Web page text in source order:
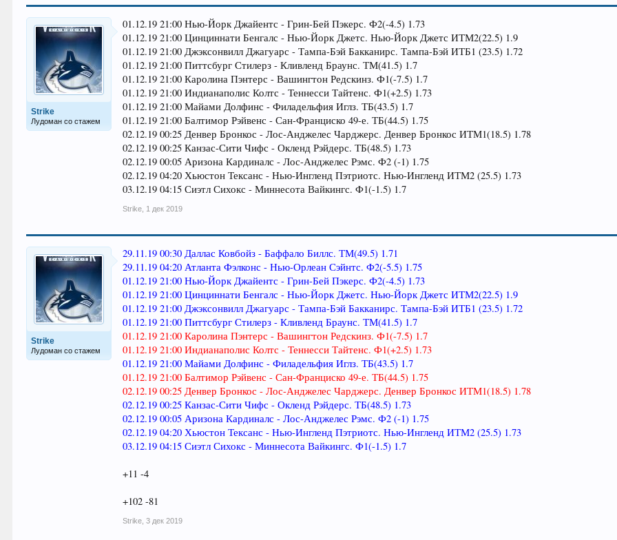
Strike
Лудоман со стажем
01.12.19 21:00 Нью-Йорк Джайентс - Грин-Бей Пэкерс. Ф2(-4.5) 1.73
01.12.19 21:00 Цинциннати Бенгалс - Нью-Йорк Джетс. Нью-Йорк Джетс ИТМ2(22.5) 1.9
01.12.19 21:00 Джэксонвилл Джагуарс - Тампа-Бэй Бакканирс. Тампа-Бэй ИТБ1 (23.5) 1.72
01.12.19 21:00 Питтсбург Стилерз - Кливленд Браунс. ТМ(41.5) 1.7
01.12.19 21:00 Каролина Пэнтерс - Вашингтон Редскинз. Ф1(-7.5) 1.7
01.12.19 21:00 Индианаполис Колтс - Теннесси Тайтенс. Ф1(+2.5) 1.73
01.12.19 21:00 Майами Долфинс - Филадельфия Иглз. ТБ(43.5) 1.7
01.12.19 21:00 Балтимор Рэйвенс - Сан-Франциско 49-е. ТБ(44.5) 1.75
02.12.19 00:25 Денвер Бронкос - Лос-Анджелес Чарджерс. Денвер Бронкос ИТМ1(18.5) 1.78
02.12.19 00:25 Канзас-Сити Чифс - Окленд Рэйдерс. ТБ(48.5) 1.73
02.12.19 00:05 Аризона Кардиналс - Лос-Анджелес Рэмс. Ф2 (-1) 1.75
02.12.19 04:20 Хьюстон Тексанс - Нью-Ингленд Пэтриотс. Нью-Ингленд ИТМ2 (25.5) 1.73
03.12.19 04:15 Сиэтл Сихокс - Миннесота Вайкингс. Ф1(-1.5) 1.7
Strike 1 дек 2019
Strike
Лудоман со стажем
29.11.19 00:30 Даллас Ковбойз - Баффало Биллс. ТМ(49.5) 1.71
29.11.19 04:20 Атланта Фэлконс - Нью-Орлеан Сэйнтс. Ф2(-5.5) 1.75
01.12.19 21:00 Нью-Йорк Джайентс - Грин-Бей Пэкерс. Ф2(-4.5) 1.73
01.12.19 21:00 Цинциннати Бенгалс - Нью-Йорк Джетс. Нью-Йорк Джетс ИТМ2(22.5) 1.9
01.12.19 21:00 Джэксонвилл Джагуарс - Тампа-Бэй Бакканирс. Тампа-Бэй ИТБ1 (23.5) 1.72
01.12.19 21:00 Питтсбург Стилерз - Кливленд Браунс. ТМ(41.5) 1.7
01.12.19 21:00 Каролина Пэнтерс - Вашингтон Редскинз. Ф1(-7.5) 1.7
01.12.19 21:00 Индианаполис Колтс - Теннесси Тайтенс. Ф1(+2.5) 1.73
01.12.19 21:00 Майами Долфинс - Филадельфия Иглз. ТБ(43.5) 1.7
01.12.19 21:00 Балтимор Рэйвенс - Сан-Франциско 49-е. ТБ(44.5) 1.75
02.12.19 00:25 Денвер Бронкос - Лос-Анджелес Чарджерс. Денвер Бронкос ИТМ1(18.5) 1.78
02.12.19 00:25 Канзас-Сити Чифс - Окленд Рэйдерс. ТБ(48.5) 1.73
02.12.19 00:05 Аризона Кардиналс - Лос-Анджелес Рэмс. Ф2 (-1) 1.75
02.12.19 04:20 Хьюстон Тексанс - Нью-Ингленд Пэтриотс. Нью-Ингленд ИТМ2 (25.5) 1.73
03.12.19 04:15 Сиэтл Сихокс - Миннесота Вайкингс. Ф1(-1.5) 1.7
+11 -4
+102 -81
Strike 3 дек 2019